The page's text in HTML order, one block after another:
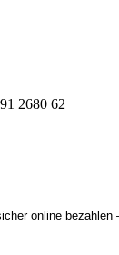
2680 62